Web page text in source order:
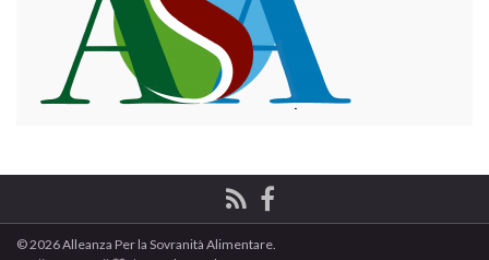
© 2026 Alleanza Per la Sovranità Alimentare.